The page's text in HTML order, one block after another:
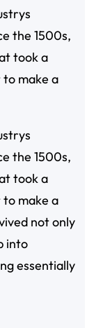
the 1500s,
took a
make a
the 1500s,
took a
make a
not only
into
essentially